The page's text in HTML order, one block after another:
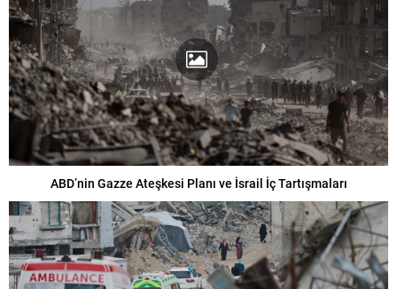
ABD’nin Gazze Ateşkesi Planı ve İsrail İç Tartışmaları